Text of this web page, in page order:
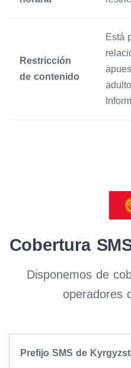
Restricción
de contenido
Está
Cobertura
Disponemos de
operadores
Prefijo SMS de